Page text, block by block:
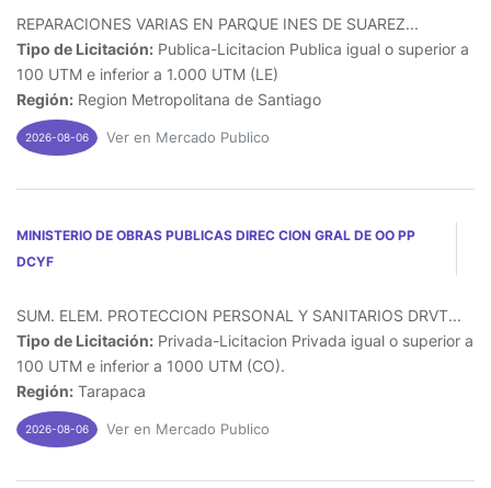
REPARACIONES VARIAS EN PARQUE INES DE SUAREZ...
Tipo de Licitación: Publica-Licitacion Publica igual o superior a
100 UTM e inferior a 1.000 UTM (LE)
Región: Region Metropolitana de Santiago
2026-08-06 Ver en Mercado Publico
MINISTERIO DE OBRAS PUBLICAS DIREC CION GRAL DE OO PP
DCYF
SUM. ELEM. PROTECCION PERSONAL Y SANITARIOS DRVT...
Tipo de Licitación: Privada-Licitacion Privada igual o superior a
100 UTM e inferior a 1000 UTM (CO).
Región: Tarapaca
2026-08-06 Ver en Mercado Publico